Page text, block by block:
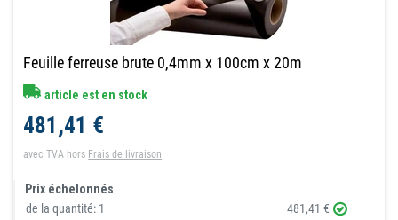
Feuille ferreuse brute 0,4mm x 100cm x 20m
article est en stock
481,41 €
avec TVA hors Frais de livraison
Prix échelonnés
de la quantité: 1
481,41 €